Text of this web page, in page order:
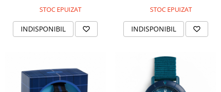
Jucarii de baie
Zornaitoare
Jucarii dentitie
Saltele de activitati pentru bebe
Jucarii de sortat
STOC EPUIZAT
INDISPONIBIL
STOC EPUIZAT
INDISPONIBIL